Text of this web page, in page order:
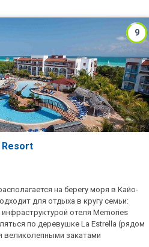
9
Resort
на берегу моря в Кайо-
для отдыха в кругу семьи:
отеля Memories
по деревушке La Estrella (рядом
великолепными закатами